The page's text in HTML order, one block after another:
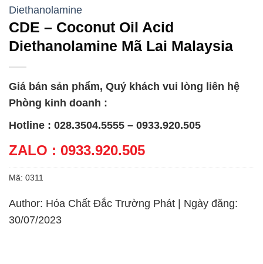
Diethanolamine
CDE – Coconut Oil Acid
Diethanolamine Mã Lai Malaysia
Giá bán sản phẩm, Quý khách vui lòng liên hệ
Phòng kinh doanh :
Hotline : 028.3504.5555 – 0933.920.505
ZALO : 0933.920.505
Mã: 0311
Author: Hóa Chất Đắc Trường Phát | Ngày đăng:
30/07/2023